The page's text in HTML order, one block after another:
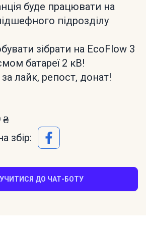
буде працювати на
підрозділу
зібрати на EcoFlow 3
батареї 2 кВ!
лайк, репост, донат!
₴
збір:
ДО ЧАТ-БОТУ